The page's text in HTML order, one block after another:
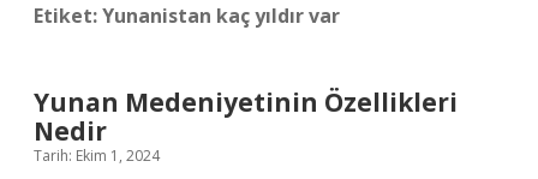
Etiket:Yunanistan kaç yıldır var
Yunan Medeniyetinin Özellikleri
Nedir
Tarih: Ekim 1, 2024